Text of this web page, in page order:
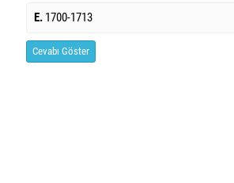
E. 1700-1713
Cevabı Göster